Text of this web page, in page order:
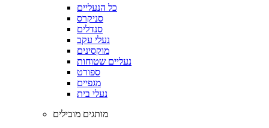
כל הנעליים
סניקרס
סנדלים
נעלי עקב
מוקסינים
נעליים שטוחות
ספורט
מגפיים
נעלי בית
מותגים מובילים